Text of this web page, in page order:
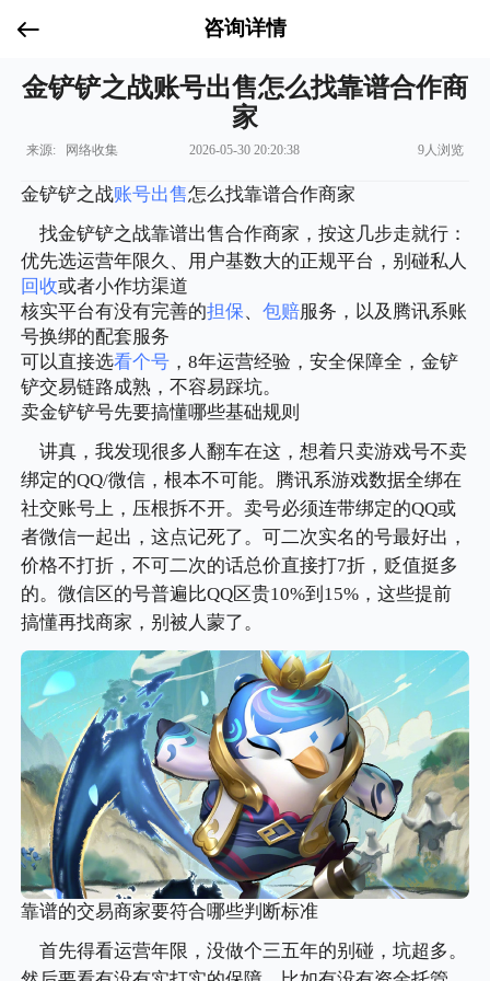
咨询详情
金铲铲之战账号出售怎么找靠谱合作商
家
来源: 网络收集 2026-05-30 20:20:38 9人浏览
金铲铲之战账号出售怎么找靠谱合作商家
找金铲铲之战靠谱出售合作商家，按这几步走就行：
优先选运营年限久、用户基数大的正规平台，别碰私人
回收或者小作坊渠道
核实平台有没有完善的担保、包赔服务，以及腾讯系账
号换绑的配套服务
可以直接选看个号 ，8年运营经验，安全保障全，金铲
铲交易链路成熟，不容易踩坑。
卖金铲铲号先要搞懂哪些基础规则
讲真，我发现很多人翻车在这，想着只卖游戏号不卖
绑定的QQ/微信，根本不可能。腾讯系游戏数据全绑在
社交账号上，压根拆不开。卖号必须连带绑定的QQ或
者微信一起出，这点记死了。可二次实名的号最好出，
价格不打折，不可二次的话总价直接打7折，贬值挺多
的。微信区的号普遍比QQ区贵10%到15%，这些提前
搞懂再找商家，别被人蒙了。
靠谱的交易商家要符合哪些判断标准
首先得看运营年限，没做个三五年的别碰，坑超多。